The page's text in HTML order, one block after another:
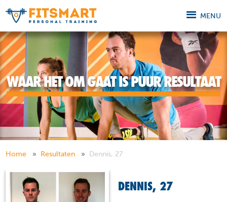
MENU
WAAR HET OM GAAT IS PUUR RESULTAAT
Home Resultaten Dennis, 27
DENNIS, 27